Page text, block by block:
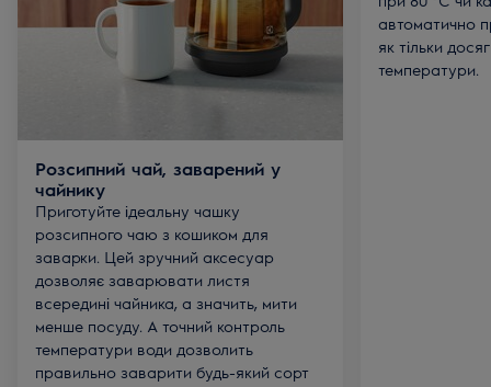
Розсипний чай, заварений у
чайнику
Приготуйте ідеальну чашку
розсипного чаю з кошиком для
заварки. Цей зручний аксесуар
дозволяє заварювати листя
всередині чайника, а значить, мити
менше посуду. А точний контроль
температури води дозволить
правильно заварити будь-який сорт
автоматично
як тільки
температури.